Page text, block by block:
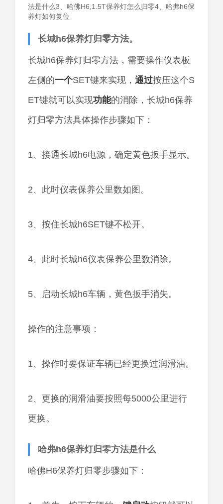
法是什么3、哈佛H6,1.5T保养灯怎么归零4、哈弗h6保
养灯如何复位
长城h6保养灯归零方法。
长城h6保养灯归零方法，需要操作仪表板
左侧的一个SET键来实现， 通过按压这个S
ET键就可以实现功能的消除，长城h6保养
灯归零方法具体操作步骤如下：
1、接通长城h6电源，确定黄色扳手显示。
2、此时仪表保养公里数如图。
3、按住长城h6SET键不松开。
4、此时长城h6仪表保养公里数消除。
5、启动长城h6车辆，黄色扳手消失。
操作的注意事项：
1、操作时要保证车辆已经更换过润滑油。
2、更换的润滑油要按照每5000公里进行
更换。
哈弗h6保养灯归零方法是什么
哈佛H6保养灯归零步骤如下：